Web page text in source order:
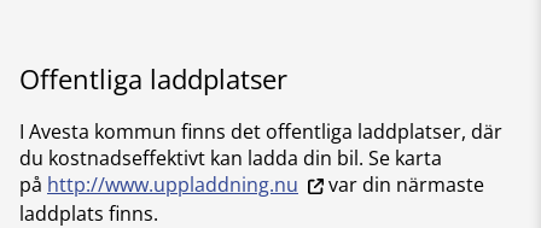
Offentliga laddplatser
I Avesta kommun finns det offentliga laddplatser, där
du kostnadseffektivt kan ladda din bil. Se karta
på http://www.uppladdning.nu
var din närmaste
laddplats finns.